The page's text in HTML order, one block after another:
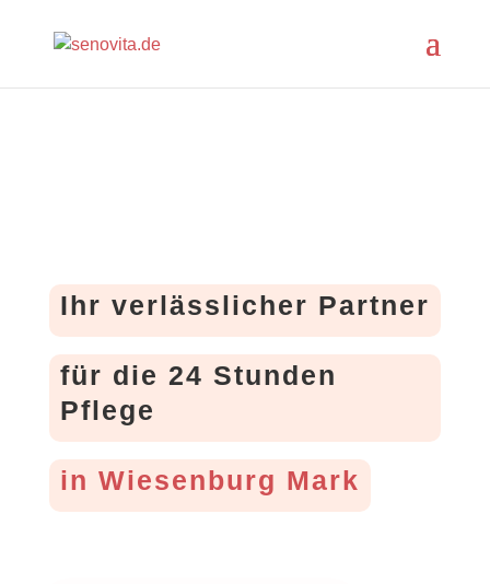
Ihr verlässlicher Partner
für die 24 Stunden
Pflege
in Wiesenburg Mark